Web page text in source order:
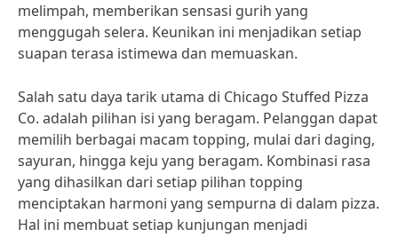
melimpah, memberikan sensasi gurih yang
menggugah selera. Keunikan ini menjadikan setiap
suapan terasa istimewa dan memuaskan.
Salah satu daya tarik utama di Chicago Stuffed Pizza
Co. adalah pilihan isi yang beragam. Pelanggan dapat
memilih berbagai macam topping, mulai dari daging,
sayuran, hingga keju yang beragam. Kombinasi rasa
yang dihasilkan dari setiap pilihan topping
menciptakan harmoni yang sempurna di dalam pizza.
Hal ini membuat setiap kunjungan menjadi